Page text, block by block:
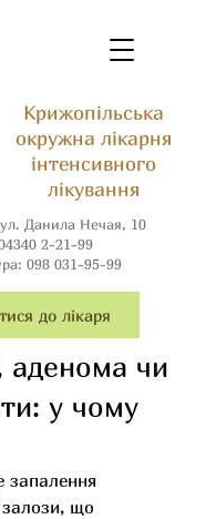
Крижопільська
окружна лікарня
інтенсивного
лікування
Данила Нечая, 10
2-21-99
098 031-95-99
до лікаря
аденома чи
у чому
запалення
залози, що